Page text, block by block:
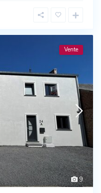
9
Vente